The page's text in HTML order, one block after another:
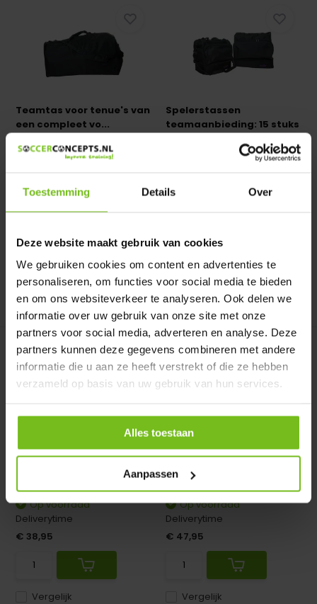
Toestemming Details Over
Deze website maakt gebruik van cookies
We gebruiken cookies om content en advertenties te
personaliseren, om functies voor social media te bieden
en om ons websiteverkeer te analyseren. Ook delen we
informatie over uw gebruik van onze site met onze
partners voor social media, adverteren en analyse. Deze
partners kunnen deze gegevens combineren met andere
informatie die u aan ze heeft verstrekt of die ze hebben
verzameld op basis van uw gebruik van hun services.
Alles toestaan
Aanpassen
Teamtas voor tenue's van
een compleet vo...
Vergelijk
Op voorraad
€ 19,95
Spelerstassen
teamaanbieding: 15 stuks
Vergelijk
€ 220,-
Teamtas Anti Diefstal
Teamtas Anti Diefstal met 18
Vergelijk
Op voorraad
Deliverytime
€ 38,95
Scheidsrechterstas Pro
B+D zwart
Scheidsrechterstas Pro
Vergelijk
Op voorraad
Deliverytime
€ 47,95